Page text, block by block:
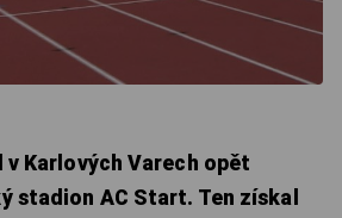
v Karlových Varech opět
stadion AC Start. Ten získal